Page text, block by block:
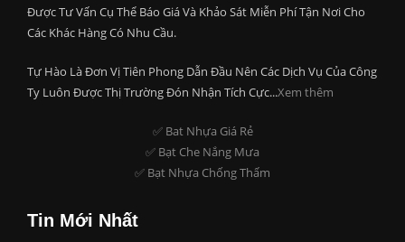
Được Tư Vấn Cụ Thể Báo Giá Và Khảo Sát Miễn Phí Tận Nơi Cho
Các Khác Hàng Có Nhu Cầu.
Tự Hào Là Đơn Vị Tiên Phong Dẫn Đầu Nên Các Dịch Vụ Của Công
Ty Luôn Được Thị Trường Đón Nhận Tích Cực...Xem thêm
✅ Bat Nhựa Giá Rẻ
✅ Bạt Che Nắng Mưa
✅ Bạt Nhựa Chống Thấm
Tin Mới Nhất